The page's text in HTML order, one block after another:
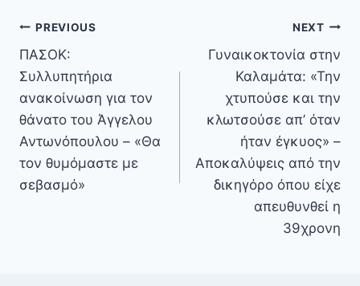
Πλοήγηση
άρθρων
PREVIOUS
ΠΑΣΟΚ:
Συλλυπητήρια
ανακοίνωση για τον
θάνατο του Άγγελου
Αντωνόπουλου – «Θα
τον θυμόμαστε με
σεβασμό»
NEXT
Γυναικοκτονία στην
Καλαμάτα: «Την
χτυπούσε και την
κλωτσούσε απ’ όταν
ήταν έγκυος» –
Αποκαλύψεις από την
δικηγόρο όπου είχε
απευθυνθεί η
39χρονη